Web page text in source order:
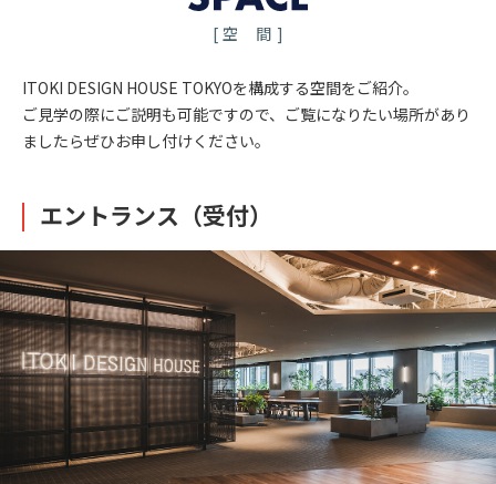
[ 空 間 ]
ITOKI DESIGN HOUSE TOKYOを構成する空間をご紹介。
ご見学の際にご説明も可能ですので、ご覧になりたい場所があり
ましたらぜひお申し付けください。
エントランス（受付）